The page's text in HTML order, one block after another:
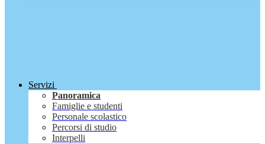
Servizi
Panoramica
Famiglie e studenti
Personale scolastico
Percorsi di studio
Interpelli